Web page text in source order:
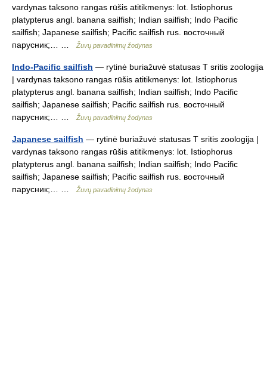
vardynas taksono rangas rūšis atitikmenys: lot. Istiophorus
platypterus angl. banana sailfish; Indian sailfish; Indo Pacific
sailfish; Japanese sailfish; Pacific sailfish rus. восточный
парусник;… …
Žuvų pavadinimų žodynas
Indo-Pacific sailfish — rytinė buriažuvė statusas T sritis zoologija
| vardynas taksono rangas rūšis atitikmenys: lot. Istiophorus
platypterus angl. banana sailfish; Indian sailfish; Indo Pacific
sailfish; Japanese sailfish; Pacific sailfish rus. восточный
парусник;… …
Žuvų pavadinimų žodynas
Japanese sailfish — rytinė buriažuvė statusas T sritis zoologija |
vardynas taksono rangas rūšis atitikmenys: lot. Istiophorus
platypterus angl. banana sailfish; Indian sailfish; Indo Pacific
sailfish; Japanese sailfish; Pacific sailfish rus. восточный
парусник;… …
Žuvų pavadinimų žodynas